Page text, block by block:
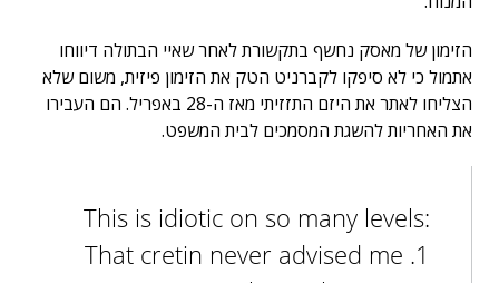
הזימון של מאסק נחשף בתקשורת לאחר שאיי הבתולה דיווחו
אתמול כי לא סיפקו לקברניט הטק את הזימון פיזית, משום שלא
הצליחו לאתר את היזם התזזיתי מאז ה-28 באפריל. הם העבירו
את האחריות להשגת המסמכים לבית המשפט.
This is idiotic on so many levels:
1. That cretin never advised me